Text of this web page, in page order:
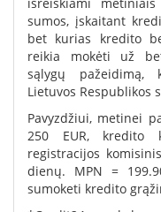
sumos, įskaitant
bet kurias kredito
reikia mokėti už
sąlygų pažeidimą,
Lietuvos Respublikos
Pavyzdžiui, metinei
250 EUR, kredito
registracijos
dienų. MPN =
sumoketi kredito